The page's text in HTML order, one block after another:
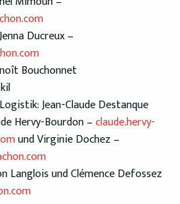
Ducreux –
Bouchonnet
Jean-Claude Destanque
Hervy-Bourdon –claude.hervy-
und Virginie Dochez –
Langlois und Clémence Defossez